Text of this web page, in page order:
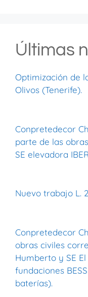
Últimas
Optimización de
Olivos (Tenerife).
Conpretedecor
parte de las
SE elevadora
Nuevo trabajo L.
Conpretedecor
obras civiles
Humberto y SE
fundaciones
baterías).